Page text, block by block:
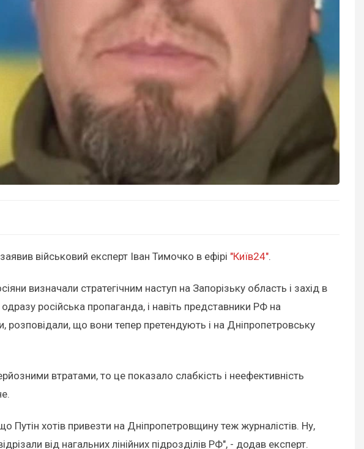
військовий експерт Іван Тимочко в ефірі "Київ24".
визначали стратегічним наступ на Запорізьку область і захід в
російська пропаганда, і навіть представники РФ на
що вони тепер претендують і на Дніпропетровську
втратами, то це показало слабкість і неефективність
хотів привезти на Дніпропетровщину теж журналістів. Ну,
від нагальних лінійних підрозділів РФ", - додав експерт.